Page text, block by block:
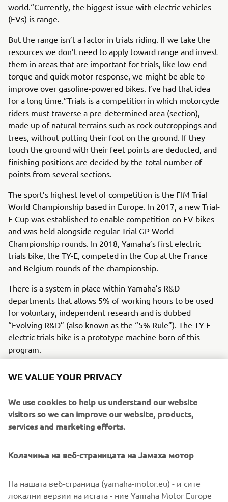
world.“Currently, the biggest issue with electric vehicles
(EVs) is range.
But the range isn’t a factor in trials riding. If we take the
resources we don’t need to apply toward range and invest
them in areas that are important for trials, like low-end
torque and quick motor response, we might be able to
improve over gasoline-powered bikes. I’ve had that idea
for a long time.”Trials is a competition in which motorcycle
riders must traverse a pre-determined area (section),
made up of natural terrains such as rock outcroppings and
trees, without putting their foot on the ground. If they
touch the ground with their feet points are deducted, and
finishing positions are decided by the total number of
points from several sections.
The sport’s highest level of competition is the FIM Trial
World Championship based in Europe. In 2017, a new Trial-
E Cup was established to enable competition on EV bikes
and was held alongside regular Trial GP World
Championship rounds. In 2018, Yamaha’s first electric
trials bike, the TY-E, competed in the Cup at the France
and Belgium rounds of the championship.
There is a system in place within Yamaha’s R&D
departments that allows 5% of working hours to be used
for voluntary, independent research and is dubbed
“Evolving R&D” (also known as the “5% Rule”). The TY-E
electric trials bike is a prototype machine born of this
program.
develop an electric trials bike capable of competing at the
Yamaha itself and Japan’s top trials rider Kenichi
Kuroyama, all of whom have now taken the first steps
toward becoming the best in the world.
©Yamaha Motor Europe N.V. / Yamaha Motor Co., Ltd.
WE VALUE YOUR PRIVACY
We use cookies to help us understand our website
visitors so we can improve our website, products,
services and marketing efforts.
Колачиња на веб-страницата на Јамаха мотор
На нашата веб-страница (yamaha-motor.eu) - и сите
локални верзии на истата - ние Yamaha Motor Europe